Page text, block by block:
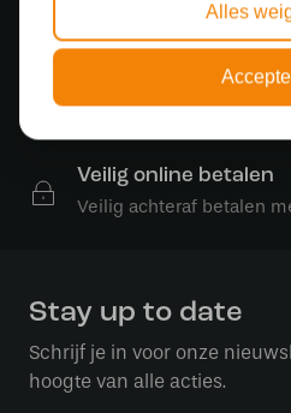
Gratis verzending
Gratis verzending in NL
Veilig online betalen
Veilig achteraf betalen
Stay up to date
Schrijf je in voor onze
hoogte van alle acties.
Alles